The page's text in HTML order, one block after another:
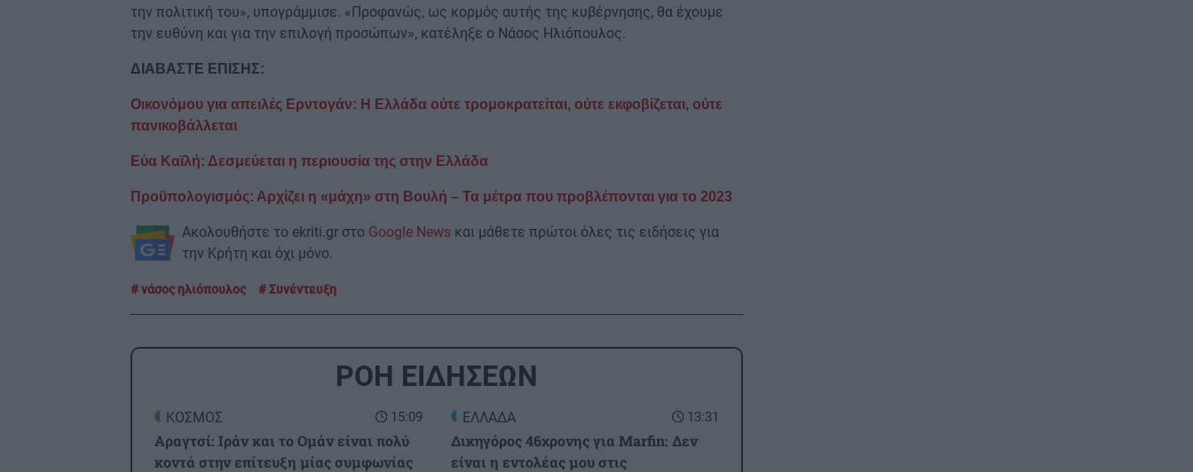
την πολιτική του», υπογράμμισε. «Προφανώς, ως κορμός αυτής της κυβέρνησης, θα έχουμε
την ευθύνη και για την επιλογή προσώπων», κατέληξε ο Νάσος Ηλιόπουλος.
ΔΙΑΒΑΣΤΕ ΕΠΙΣΗΣ:
Οικονόμου για απειλές Ερντογάν: Η Ελλάδα ούτε τρομοκρατείται, ούτε εκφοβίζεται, ούτε
πανικοβάλλεται
Εύα Καϊλή: Δεσμεύεται η περιουσία της στην Ελλάδα
Προϋπολογισμός: Αρχίζει η «μάχη» στη Βουλή – Τα μέτρα που προβλέπονται για το 2023
Ακολουθήστε το ekriti.gr στο Google News και μάθετε πρώτοι όλες τις ειδήσεις για
την Κρήτη και όχι μόνο.
νάσος ηλιόπουλος Συνέντευξη
ΡΟΗ ΕΙΔΗΣΕΩΝ
15:09
ΚΟΣΜΟΣ
Αραγτσί: Ιράν και το Ομάν είναι πολύ
κοντά στην επίτευξη μίας συμφωνίας
13:31
ΕΛΛΑΔΑ
Δικηγόρος 46χρονης για Marfin: Δεν
είναι η εντολέας μου στις